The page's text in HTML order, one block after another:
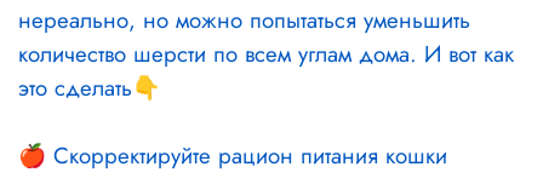
нереально, но можно попытаться уменьшить
количество шерсти по всем углам дома. И вот как
это сделать👇
🍎 Скорректируйте рацион питания кошки